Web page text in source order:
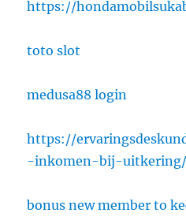
https://
toto slot
medusa88 login
https://
-inkomen-bij-uitkering/
bonus new member to